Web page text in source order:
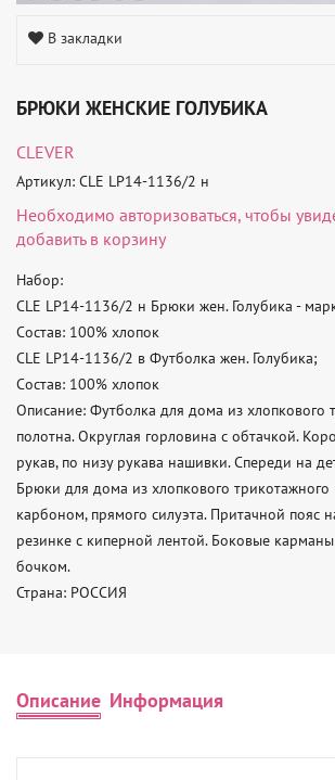
В закладки
БРЮКИ ЖЕНСКИЕ ГОЛУБИКА
CLEVER
Артикул: CLE LP14-1136/2 н
Необходимо авторизоваться, чтобы
добавить в корзину
Набор:
CLE LP14-1136/2 н Брюки жен. Голубика -
Состав: 100% хлопок
CLE LP14-1136/2 в Футболка жен. Голубика;
Состав: 100% хлопок
Описание: Футболка для дома из хлопкового
полотна. Округлая горловина с обтачкой.
рукав, по низу рукава нашивки. Спереди на
Брюки для дома из хлопкового трикотажного
карбоном, прямого силуэта. Притачной пояс
резинке с киперной лентой. Боковые
бочком.
Страна: РОССИЯ
Описание Информация